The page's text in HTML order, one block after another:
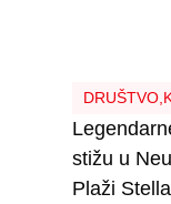
DRUŠTVO,
stižu u
Plaži Stella